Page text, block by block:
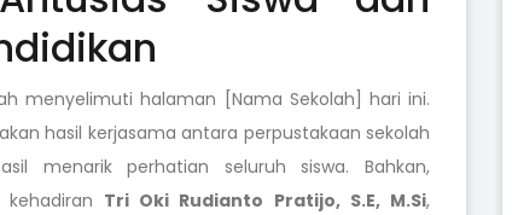
menyelimuti halaman [Nama Sekolah] hari ini.
hasil kerjasama antara perpustakaan sekolah
menarik perhatian seluruh siswa. Bahkan,
Tri Oki Rudianto Pratijo, S.E, M.Si,